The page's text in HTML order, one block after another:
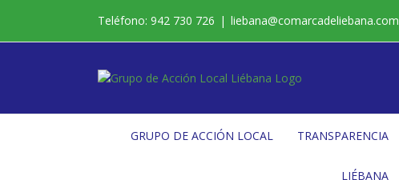
contenido
Teléfono: 942 730 726 | liebana@comarcadeliebana.com
GRUPO DE ACCIÓN LOCAL TRANSPARENCIA
LIÉBANA